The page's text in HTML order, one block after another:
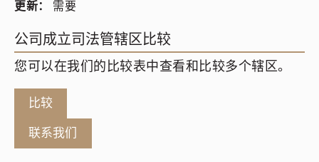
更新： 需要
公司成立司法管辖区比较
您可以在我们的比较表中查看和比较多个辖区。
比较
联系我们